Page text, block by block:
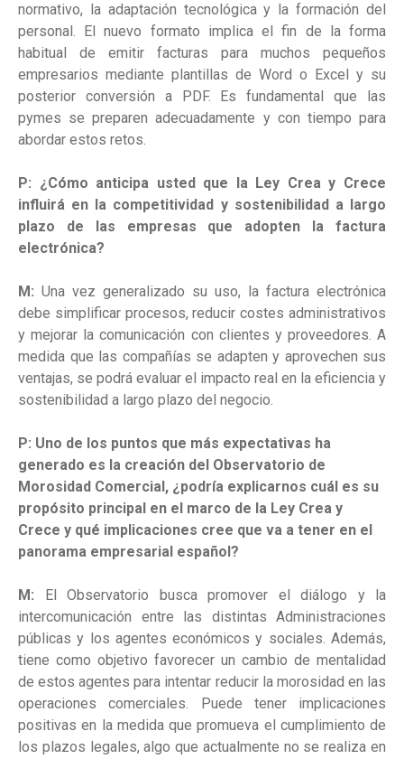
normativo, la adaptación tecnológica y la formación del
personal. El nuevo formato implica el fin de la forma
habitual de emitir facturas para muchos pequeños
empresarios mediante plantillas de Word o Excel y su
posterior conversión a PDF. Es fundamental que las
pymes se preparen adecuadamente y con tiempo para
abordar estos retos.
P: ¿Cómo anticipa usted que la Ley Crea y Crece
influirá en la competitividad y sostenibilidad a largo
plazo de las empresas que adopten la factura
electrónica?
M: Una vez generalizado su uso, la factura electrónica
debe simplificar procesos, reducir costes administrativos
y mejorar la comunicación con clientes y proveedores. A
medida que las compañías se adapten y aprovechen sus
ventajas, se podrá evaluar el impacto real en la eficiencia y
sostenibilidad a largo plazo del negocio.
P: Uno de los puntos que más expectativas ha
generado es la creación del Observatorio de
Morosidad Comercial, ¿podría explicarnos cuál es su
propósito principal en el marco de la Ley Crea y
Crece y qué implicaciones cree que va a tener en el
panorama empresarial español?
M: El Observatorio busca promover el diálogo y la
intercomunicación entre las distintas Administraciones
públicas y los agentes económicos y sociales. Además,
tiene como objetivo favorecer un cambio de mentalidad
de estos agentes para intentar reducir la morosidad en las
operaciones comerciales. Puede tener implicaciones
positivas en la medida que promueva el cumplimiento de
los plazos legales, algo que actualmente no se realiza en